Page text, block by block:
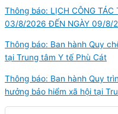
Thông báo: LỊCH CÔNG
03/8/2026 ĐẾN NGÀY 09/8/
Thông báo: Ban hành Quy
tại Trung tâm Y tế Phù Cát
Thông báo: Ban hành Quy
hưởng bảo hiểm xã hội tại